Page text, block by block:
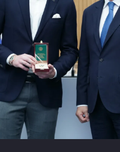
Динамо М
Локомотив
Северсталь
ЦСКА
Шанхайские Драконы